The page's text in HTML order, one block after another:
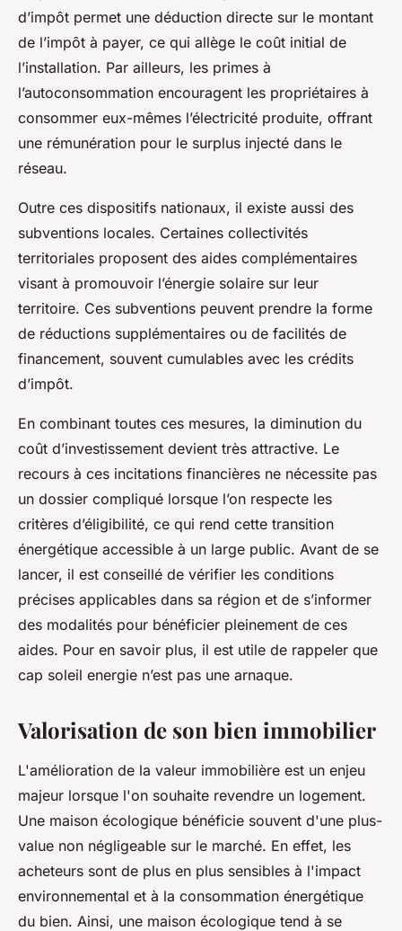
d’impôt permet une déduction directe sur le montant
de l’impôt à payer, ce qui allège le coût initial de
l’installation. Par ailleurs, les primes à
l’autoconsommation encouragent les propriétaires à
consommer eux-mêmes l’électricité produite, offrant
une rémunération pour le surplus injecté dans le
réseau.
Outre ces dispositifs nationaux, il existe aussi des
subventions locales. Certaines collectivités
territoriales proposent des aides complémentaires
visant à promouvoir l’énergie solaire sur leur
territoire. Ces subventions peuvent prendre la forme
de réductions supplémentaires ou de facilités de
financement, souvent cumulables avec les crédits
d’impôt.
En combinant toutes ces mesures, la diminution du
coût d’investissement devient très attractive. Le
recours à ces incitations financières ne nécessite pas
un dossier compliqué lorsque l’on respecte les
critères d’éligibilité, ce qui rend cette transition
énergétique accessible à un large public. Avant de se
lancer, il est conseillé de vérifier les conditions
précises applicables dans sa région et de s’informer
des modalités pour bénéficier pleinement de ces
aides. Pour en savoir plus, il est utile de rappeler que
cap soleil energie n’est pas une arnaque.
Valorisation de son bien immobilier
L'amélioration de la valeur immobilière est un enjeu
majeur lorsque l'on souhaite revendre un logement.
Une maison écologique bénéficie souvent d'une plus-
value non négligeable sur le marché. En effet, les
acheteurs sont de plus en plus sensibles à l'impact
environnemental et à la consommation énergétique
du bien. Ainsi, une maison écologique tend à se